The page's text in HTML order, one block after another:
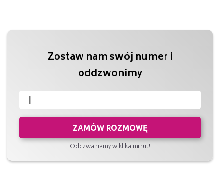
Zostaw nam swój numer i
oddzwonimy
ZAMÓW ROZMOWĘ
Oddzwaniamy w klika minut!